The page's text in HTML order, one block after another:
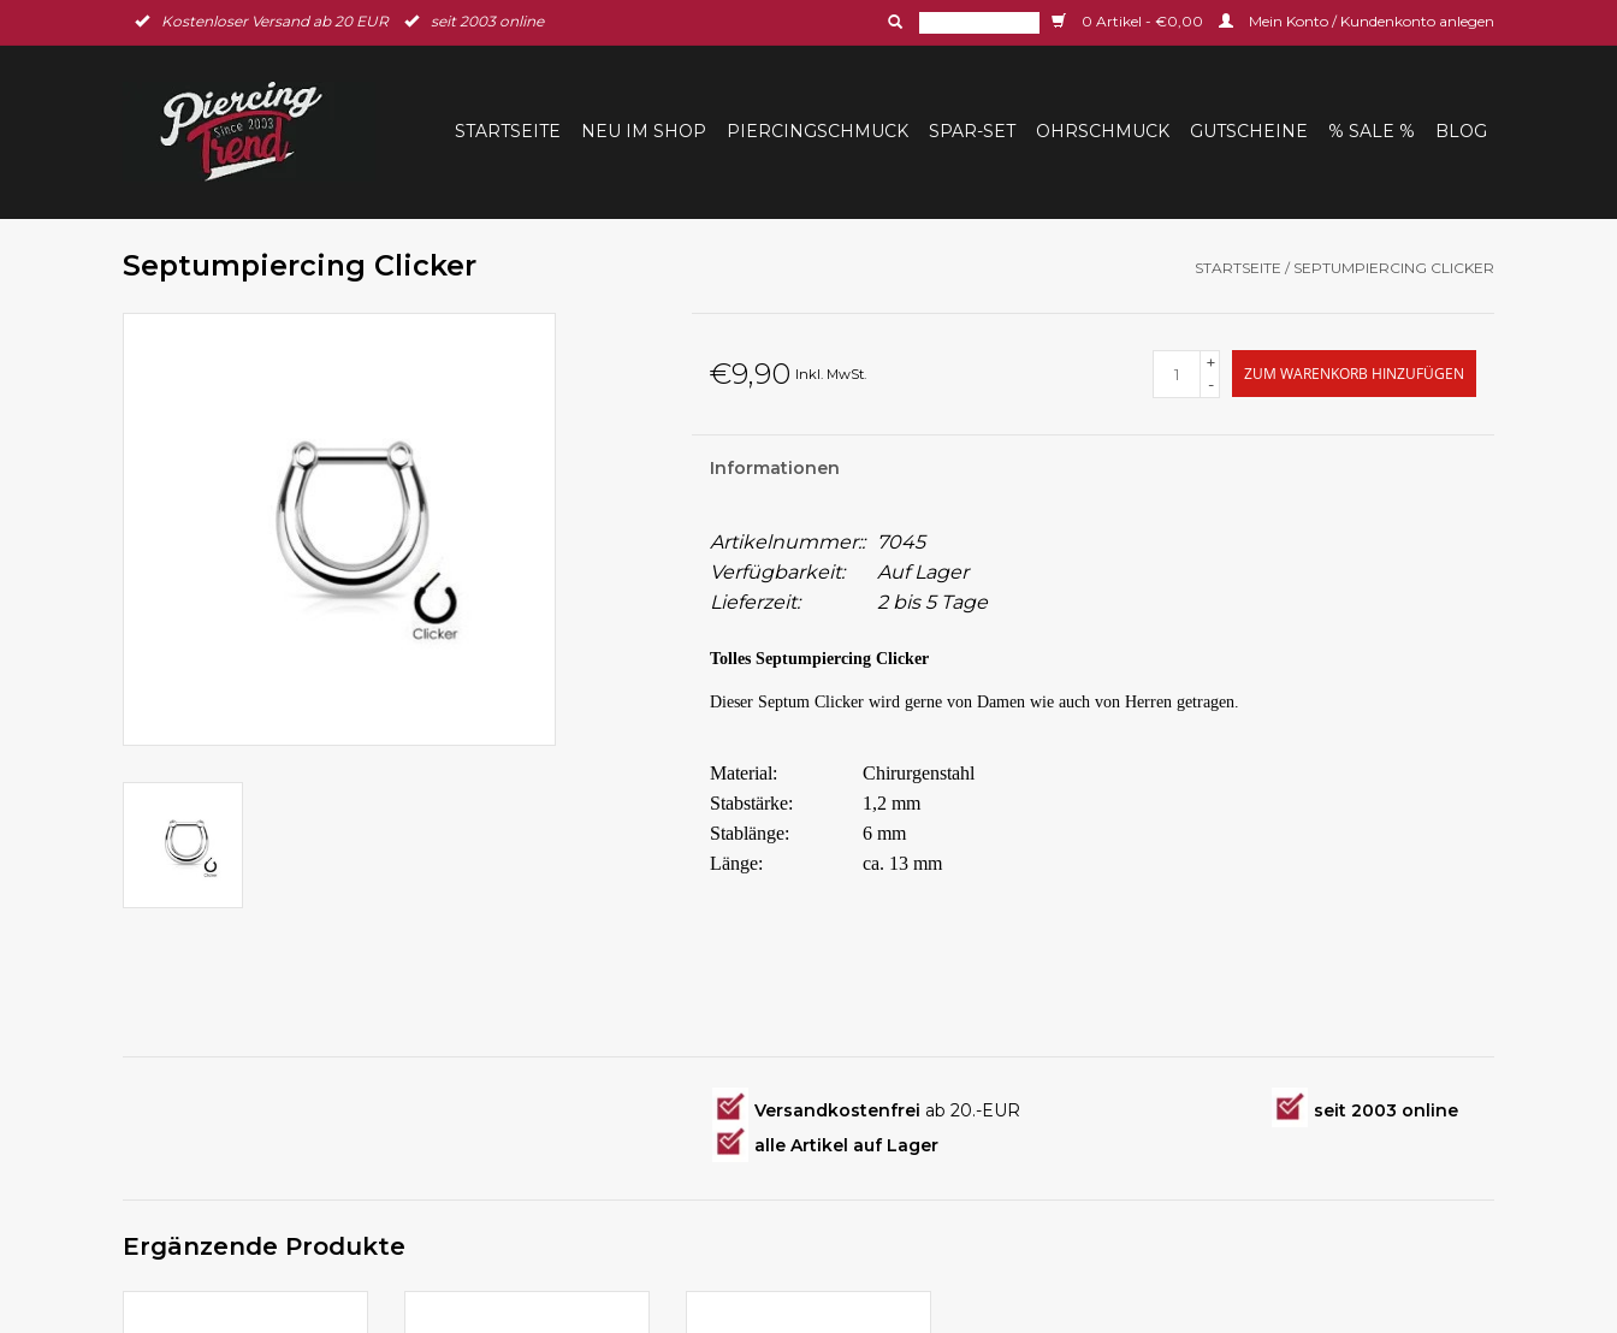
Kostenloser Versand ab 20 EUR seit 2003 online 0 Artikel - €0,00 Mein Konto / Kundenkonto anlegen
STARTSEITE NEU IM SHOP PIERCINGSCHMUCK SPAR-SET OHRSCHMUCK GUTSCHEINE % SALE % BLOG
Septumpiercing Clicker STARTSEITE / SEPTUMPIERCING CLICKER
€9,90 Inkl. MwSt.
+
-
ZUM WARENKORB HINZUFÜGEN
Informationen
Artikelnummer::
7045
Verfügbarkeit:
Auf Lager
Lieferzeit:
2 bis 5 Tage
Tolles Septumpiercing Clicker
Dieser Septum Clicker wird gerne von Damen wie auch von Herren getragen.
Material:
Chirurgenstahl
Stabstärke:
1,2 mm
Stablänge:
6 mm
Länge:
ca. 13 mm
Versandkostenfrei ab 20.-EUR
seit 2003 online
alle Artikel auf Lager
Ergänzende Produkte